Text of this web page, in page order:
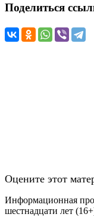
Поделиться
Оцените этот
Информационная
шестнадцати лет